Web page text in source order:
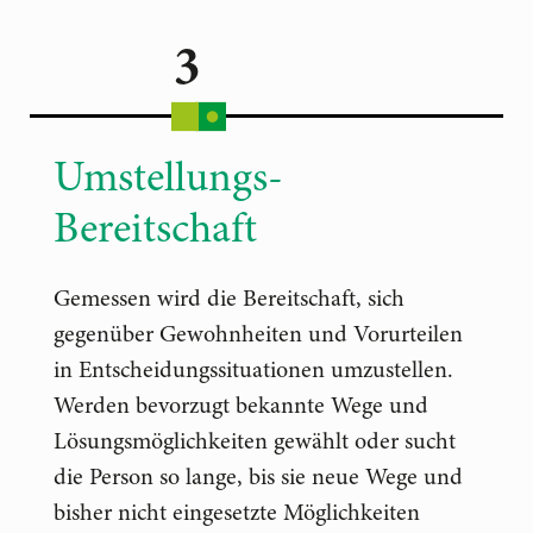
Umstellungs-
Bereitschaft
Gemessen wird die Bereitschaft, sich
gegenüber Gewohnheiten und Vorurteilen
in Entscheidungssituationen umzustellen.
Werden bevorzugt bekannte Wege und
Lösungsmöglichkeiten gewählt oder sucht
die Person so lange, bis sie neue Wege und
bisher nicht eingesetzte Möglichkeiten
3